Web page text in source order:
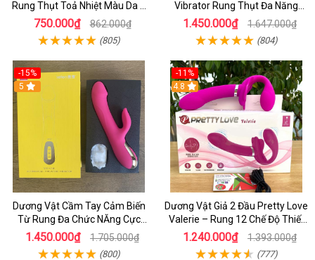
Rung Thụt Toả Nhiệt Màu Da 7
Chế Độ Thụt _ Điều Khiển Từ Xa
Bằng Remote
750.000₫ 862.000₫
(805)
Vibrator Rung Thụt Đa Năng
_Kết Hợp Lưỡi Liếm Uấn Cong
Rung Cưc Mạnh
1.450.000₫ 1.647.000₫
(804)
-15%
5
Dương Vật Cầm Tay Cảm Biến
Từ Rung Đa Chức NĂng Cực
Mạnh - Kết hợp Toả Nhiệt Rung
Nhánh
1.450.000₫ 1.705.000₫
(800)
-11%
4.8
Dương Vật Giả 2 Đầu Pretty Love
Valerie – Rung 12 Chế Độ Thiết
Kế Cho Cặp Đôi Nữ
1.240.000₫ 1.393.000₫
(777)